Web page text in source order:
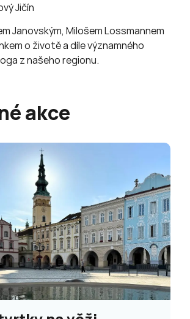
Jičín
Janovským, Milošem Lossmannem
o životě a díle významného
z našeho regionu.
akce